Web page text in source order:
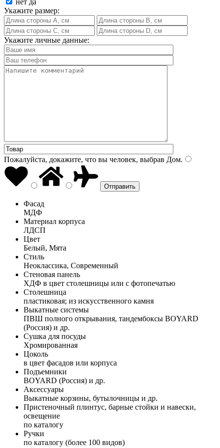
Укажите размер:
Укажите личные данные:
Пожалуйста, докажите, что вы человек, выбрав Дом.
Фасад
МДФ
Материал корпуса
ЛДСП
Цвет
Белый, Мята
Стиль
Неоклассика, Современный
Стеновая панель
ХДФ в цвет столешницы или с фотопечатью
Столешница
пластиковая; из искусственного камня
Выкатные системы
ПВШ полного открывания, тандембоксы BOYARD
(Россия) и др.
Сушка для посуды
Хромированная
Цоколь
в цвет фасадов или корпуса
Подъемники
BOYARD (Россия) и др.
Аксессуары
Выкатные корзины, бутылочницы и др.
Пристеночный плинтус, барные стойки и навески,
освещение
по каталогу
Ручки
по каталогу (более 100 видов)